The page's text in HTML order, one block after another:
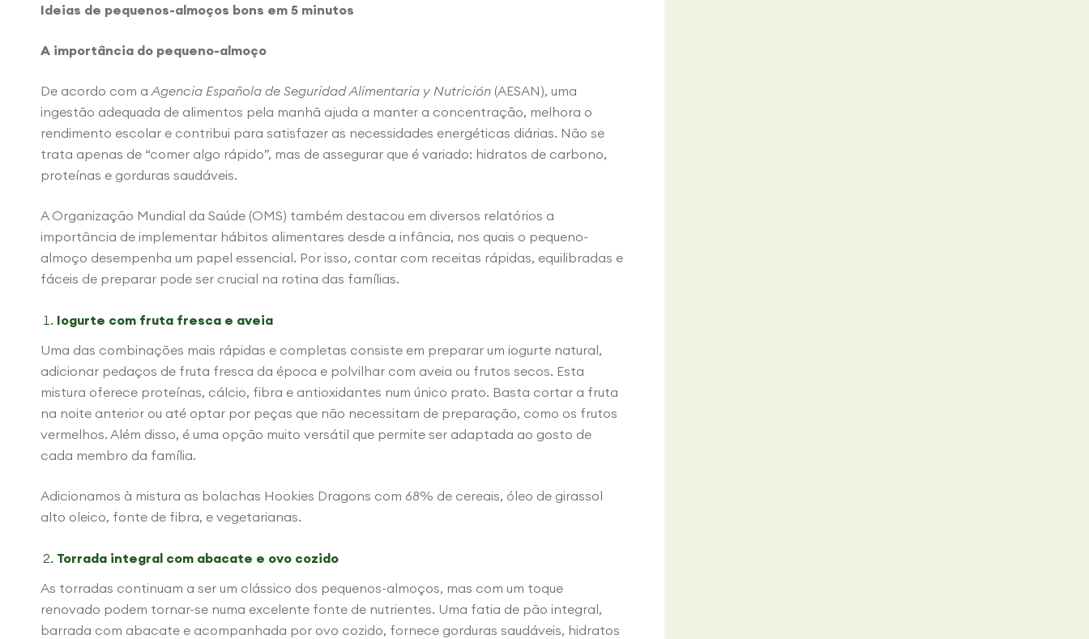
Ideias de pequenos-almoços bons em 5 minutos
A importância do pequeno-almoço
De acordo com aAgencia Española de Seguridad Alimentaria y Nutrición (AESAN), uma
ingestão adequada de alimentos pela manhã ajuda a manter a concentração, melhora o
rendimento escolar e contribui para satisfazer as necessidades energéticas diárias. Não se
trata apenas de “comer algo rápido”, mas de assegurar que é variado: hidratos de carbono,
proteínas e gorduras saudáveis.
A Organização Mundial da Saúde (OMS) também destacou em diversos relatórios a
importância de implementar hábitos alimentares desde a infância, nos quais o pequeno-
almoço desempenha um papel essencial. Por isso, contar com receitas rápidas, equilibradas e
fáceis de preparar pode ser crucial na rotina das famílias.
Iogurte com fruta fresca e aveia
Uma das combinações mais rápidas e completas consiste em preparar um iogurte natural,
adicionar pedaços de fruta fresca da época e polvilhar com aveia ou frutos secos. Esta
mistura oferece proteínas, cálcio, fibra e antioxidantes num único prato. Basta cortar a fruta
na noite anterior ou até optar por peças que não necessitam de preparação, como os frutos
vermelhos. Além disso, é uma opção muito versátil que permite ser adaptada ao gosto de
cada membro da família.
Adicionamos à mistura as bolachas Hookies Dragons com 68% de cereais, óleo de girassol
alto oleico, fonte de fibra, e vegetarianas.
Torrada integral com abacate e ovo cozido
As torradas continuam a ser um clássico dos pequenos-almoços, mas com um toque
renovado podem tornar-se numa excelente fonte de nutrientes. Uma fatia de pão integral,
barrada com abacate e acompanhada por ovo cozido, fornece gorduras saudáveis, hidratos